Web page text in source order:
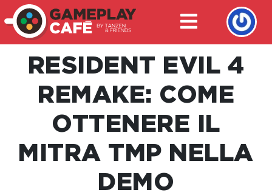
RESIDENT EVIL 4
REMAKE: COME
OTTENERE IL
MITRA TMP NELLA
DEMO